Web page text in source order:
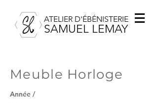
ATELIER D'ÉBÉNISTERIE
SAMUEL LEMAY
Meuble Horloge
Année /